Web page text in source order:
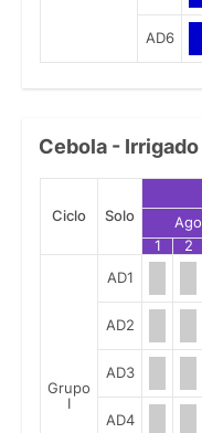
AD6
Cebola - Irrigado
Ciclo Solo Ago
1
2
Grupo
I
AD1
AD2
AD3
AD4